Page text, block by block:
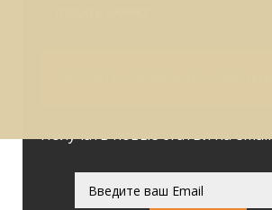
Получать новые статьи на email